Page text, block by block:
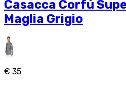
Casacca Corfú
Maglia Grigio
€ 35